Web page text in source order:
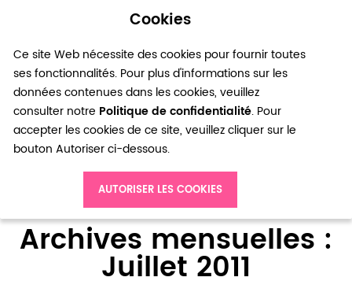
Cookies
Ce site Web nécessite des cookies pour fournir toutes
ses fonctionnalités. Pour plus d'informations sur les
données contenues dans les cookies, veuillez
consulter notre Politique de confidentialité. Pour
accepter les cookies de ce site, veuillez cliquer sur le
bouton Autoriser ci-dessous.
AUTORISER LES COOKIES
0
Blog Archives mensuelles : Juillet 2011
Archives mensuelles :
Juillet 2011